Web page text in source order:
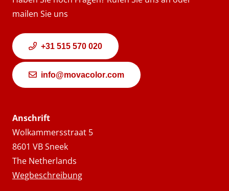
mailen Sie uns
+31 515 570 020
info@movacolor.com
Anschrift
Wolkammersstraat 5
8601 VB Sneek
The Netherlands
Wegbeschreibung